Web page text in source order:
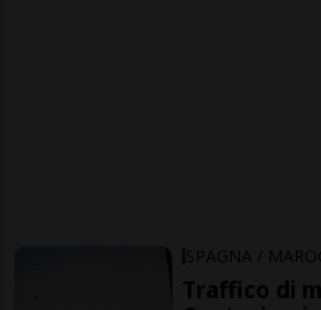
SPAGNA /
Traffico di